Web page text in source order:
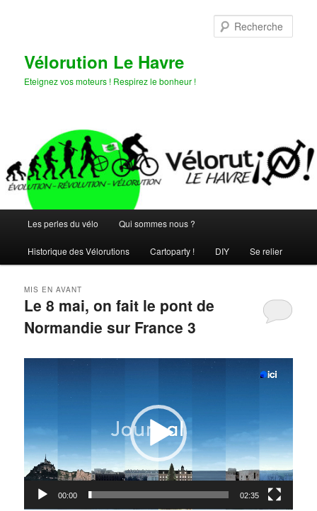
Vélorution Le Havre
Eteignez vos moteurs ! Respirez le bonheur !
principal
Les perles du vélo Qui sommes nous ?
Historique des Vélorutions Cartoparty ! DIY Se relier
Le 8 mai, on fait le pont de
Normandie sur France 3
MIS EN AVANT
00:00 02:35